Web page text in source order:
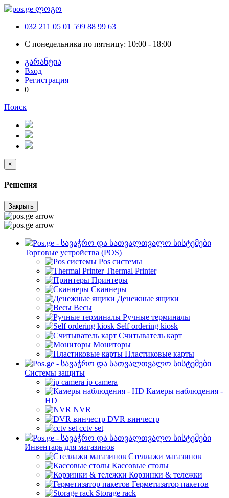
032 211 05 01 599 88 99 63
С понедельника по пятницу: 10:00 - 18:00
გარანტია
Вход
Регистрация
0
Поиск
×
Решения
Закрыть
Торговые устройства (POS)
Pos системы
Thermal Printer
Принтеры
Сканнеры
Денежные ящики
Весы
Ручные терминалы
Self ordering kiosk
Считыватель карт
Мониторы
Пластиковые карты
Cистемы защиты
ip camera
Камеры наблюдения -
HD
NVR
DVR винчестр
cctv set
Инвентарь для магазинов
Стеллажи магазинов
Кассовые столы
Корзинки & тележки
Герметизатор пакетов
Storage rack